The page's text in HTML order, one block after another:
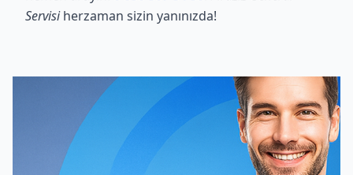
Servisiherzaman sizin yanınızda!